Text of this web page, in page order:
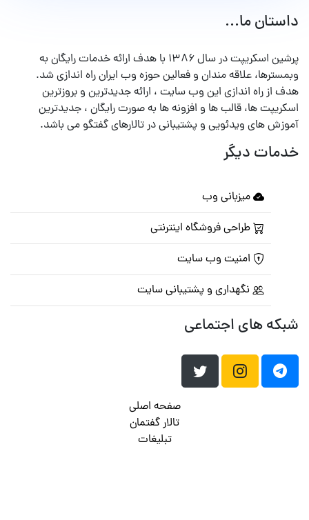
داستان ما...
پرشین اسکریپت در سال ۱۳۸۶ با هدف ارائه خدمات رایگان به
وبمسترها، علاقه مندان و فعالین حوزه وب ایران راه اندازی شد.
هدف از راه اندازی این وب سایت ، ارائه جدیدترین و بروزترین
اسکریپت ها، قالب ها و افزونه ها به صورت رایگان ، جدیدترین
آموزش های ویدئویی و پشتیبانی در تالارهای گفتگو می باشد.
خدمات دیگر
میزبانی وب
طراحی فروشگاه اینترنتی
امنیت وب سایت
نگهداری و پشتیبانی سایت
شبکه های اجتماعی
صفحه اصلی
تالار گفتمان
تبلیغات